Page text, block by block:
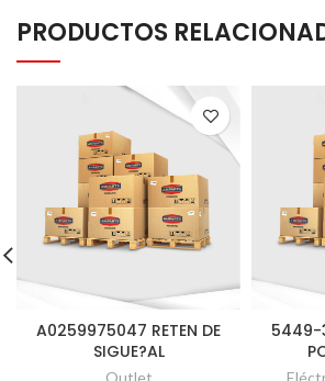
PRODUCTOS
A0259975047 RETEN DE
SIGUE?AL
Outlet
5449-